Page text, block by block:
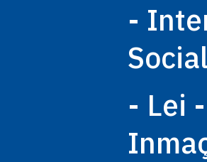
-
- Lei